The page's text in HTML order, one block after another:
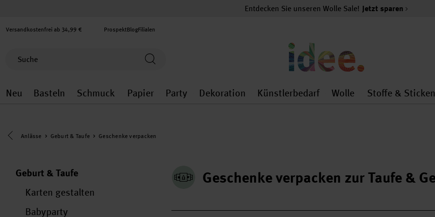
Entdecken Sie unseren Wolle Sale! Jetzt sparen
Versandkostenfrei ab 34,99 € ProspektBlogFilialen
Neu
Neu general.openMenu
Basteln
Basteln general.openMenu
Schmuck
Schmuck general.openMenu
Papier
Papier general.openMenu
Party
Party general.openMenu
Dekoration
Dekoration general.openMenu
Künstlerbedarf
Künstlerbedarf
Wolle
Wolle
Stoffe & Sticken
Eine Kategorie zurück navigieren
Anlässe Geburt & Taufe Geschenke verpacken
Geburt & Taufe
Karten gestalten
Babyparty
Geschenke verpacken zur Taufe &